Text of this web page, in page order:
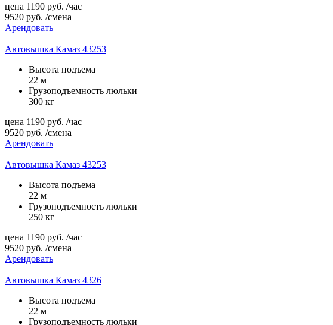
цена 1190 руб. /час
9520 руб. /смена
Арендовать
Автовышка Камаз 43253
Высота подъема
22 м
Грузоподъемность люльки
300 кг
цена 1190 руб. /час
9520 руб. /смена
Арендовать
Автовышка Камаз 43253
Высота подъема
22 м
Грузоподъемность люльки
250 кг
цена 1190 руб. /час
9520 руб. /смена
Арендовать
Автовышка Камаз 4326
Высота подъема
22 м
Грузоподъемность люльки